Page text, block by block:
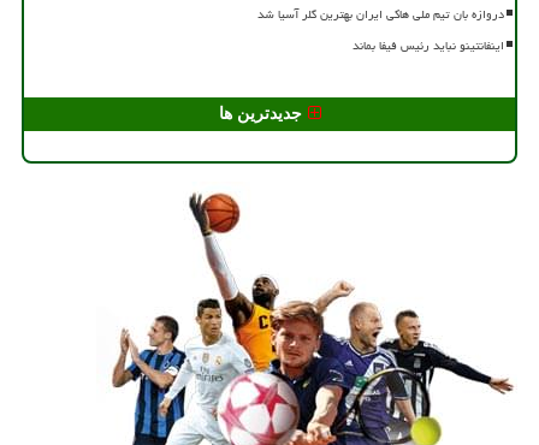
دروازه بان تیم ملی هاکی ایران بهترین گلر آسیا شد
اینفانتینو نباید رئیس فیفا بماند
جدیدترین ها